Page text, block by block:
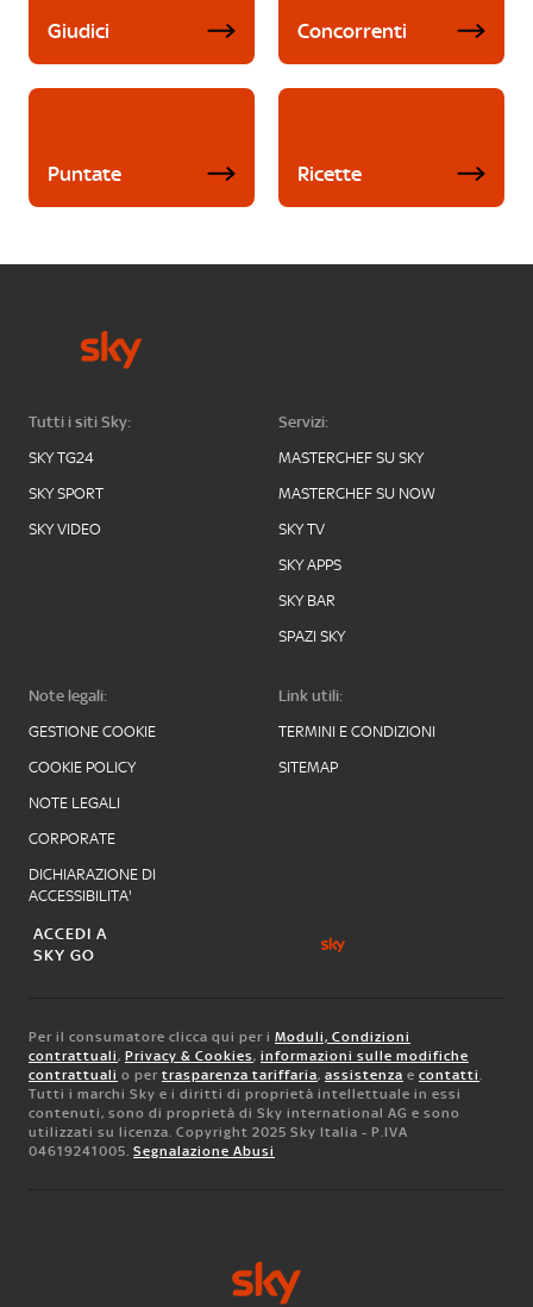
Giudici Concorrenti
Puntate Ricette
Tutti i siti Sky:
SKY TG24
SKY SPORT
SKY VIDEO
Servizi:
MASTERCHEF SU SKY
MASTERCHEF SU NOW
SKY TV
SKY APPS
SKY BAR
SPAZI SKY
Note legali:
GESTIONE COOKIE
COOKIE POLICY
NOTE LEGALI
CORPORATE
DICHIARAZIONE DI
ACCESSIBILITA'
Link utili:
TERMINI E CONDIZIONI
SITEMAP
ACCEDI A
SKY GO
Per il consumatore clicca qui per i Moduli, Condizioni
contrattuali, Privacy & Cookies, informazioni sulle modifiche
contrattuali o per trasparenza tariffaria, assistenza e contatti.
Tutti i marchi Sky e i diritti di proprietà intellettuale in essi
contenuti, sono di proprietà di Sky international AG e sono
utilizzati su licenza. Copyright 2025 Sky Italia - P.IVA
04619241005. Segnalazione Abusi